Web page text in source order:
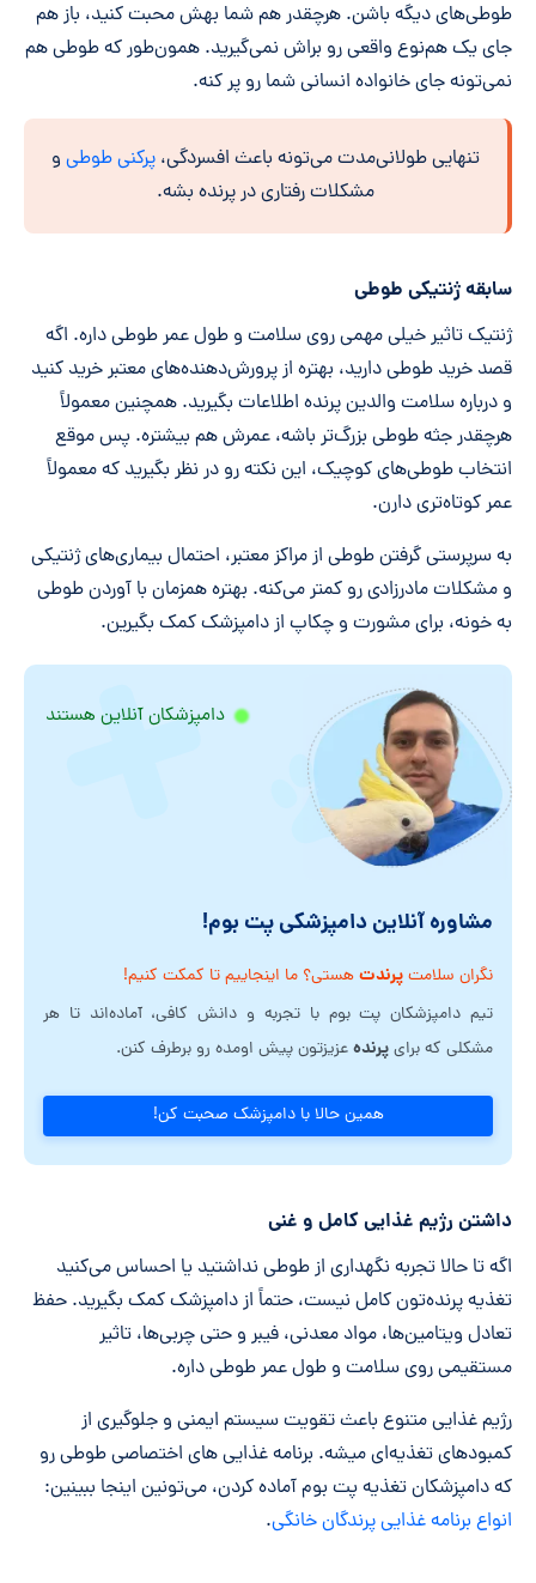
طوطی‌های دیگه باشن. هرچقدر هم شما بهش محبت کنید، باز هم
جای یک هم‌نوع واقعی رو براش نمی‌گیرید. همون‌طور که طوطی هم
نمی‌تونه جای خانواده انسانی شما رو پر کنه.
تنهایی طولانی‌مدت می‌تونه باعث افسردگی، پرکنی طوطی و
مشکلات رفتاری در پرنده بشه.
سابقه ژنتیکی طوطی
ژنتیک تاثیر خیلی مهمی روی سلامت و طول عمر طوطی داره. اگه
قصد خرید طوطی دارید، بهتره از پرورش‌دهنده‌های معتبر خرید کنید
و درباره سلامت والدین پرنده اطلاعات بگیرید. همچنین معمولاً
هرچقدر جثه طوطی بزرگ‌تر باشه، عمرش هم بیشتره. پس موقع
انتخاب طوطی‌های کوچیک، این نکته رو در نظر بگیرید که معمولاً
عمر کوتاه‌تری دارن.
به سرپرستی گرفتن طوطی از مراکز معتبر، احتمال بیماری‌های ژنتیکی
و مشکلات مادرزادی رو کمتر می‌کنه. بهتره همزمان با آوردن طوطی
به خونه، برای مشورت و چکاپ از دامپزشک کمک بگیرین.
دامپزشکان آنلاین هستند
مشاوره آنلاین دامپزشکی پت بوم!
نگران سلامتپرندتهستی؟ ما اینجاییم تا کمکت کنیم!
تیم دامپزشکان پت بوم با تجربه و دانش کافی، آماده‌اند تا هر
مشکلی که برایپرندهعزیزتون پیش اومده رو برطرف کنن.
همین حالا با دامپزشک صحبت کن!
داشتن رژیم غذایی کامل و غنی
اگه تا حالا تجربه نگهداری از طوطی نداشتید یا احساس می‌کنید
تغذیه پرنده‌تون کامل نیست، حتماً از دامپزشک کمک بگیرید. حفظ
تعادل ویتامین‌ها، مواد معدنی، فیبر و حتی چربی‌ها، تاثیر
مستقیمی روی سلامت و طول عمر طوطی داره.
رژیم غذایی متنوع باعث تقویت سیستم ایمنی و جلوگیری از
کمبودهای تغذیه‌ای میشه. برنامه غذایی های اختصاصی طوطی رو
که دامپزشکان تغذیه پت بوم آماده کردن، می‌تونین اینجا ببینین:
انواع برنامه غذایی پرندگان خانگی.